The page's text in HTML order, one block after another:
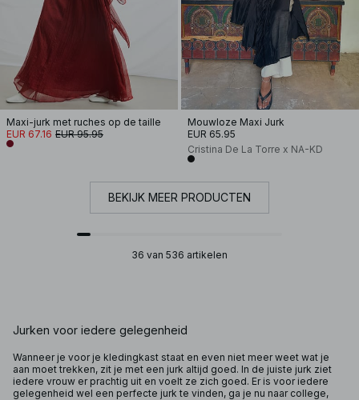
Maxi-jurk met ruches op de taille
EUR 67.16 EUR 95.95
Mouwloze Maxi Jurk
EUR 65.95
Cristina De La Torre x NA-KD
BEKIJK MEER PRODUCTEN
36 van 536 artikelen
Jurken voor iedere gelegenheid
Wanneer je voor je kledingkast staat en even niet meer weet wat je
aan moet trekken, zit je met een jurk altijd goed. In de juiste jurk ziet
iedere vrouw er prachtig uit en voelt ze zich goed. Er is voor iedere
gelegenheid wel een perfecte jurk te vinden, ga je nu naar college,